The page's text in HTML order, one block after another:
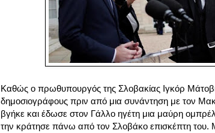
Καθώς ο πρωθυπουργός της Σλοβακίας Ιγκόρ
δημοσιογράφους πριν από μια συνάντηση με τον
βγήκε και έδωσε στον Γάλλο ηγέτη μια μαύρη
την κράτησε πάνω από τον Σλοβάκο επισκέπτη του.